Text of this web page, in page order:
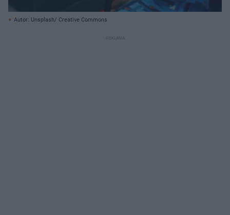
Autor: Unsplash/ Creative Commons